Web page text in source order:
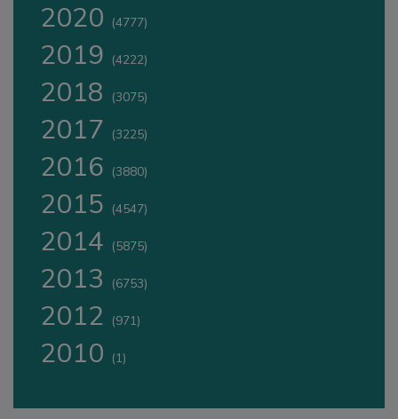
2020 (4777)
2019 (4222)
2018 (3075)
2017 (3225)
2016 (3880)
2015 (4547)
2014 (5875)
2013 (6753)
2012 (971)
2010 (1)